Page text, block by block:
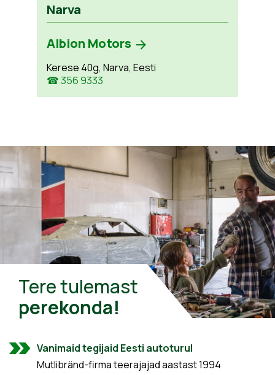
Narva
Albion Motors
Kerese 40g, Narva, Eesti
☎ 356 9333
Tere tulemast
perekonda!
Vanimaid tegijaid Eesti autoturul
Mutlibränd-firma teerajajad aastast 1994